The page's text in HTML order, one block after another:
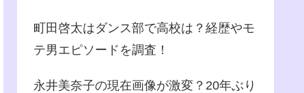
町田啓太はダンス部で高校は？経歴やモ
テ男エピソードを調査！
永井美奈子の現在画像が激変？20年ぶり